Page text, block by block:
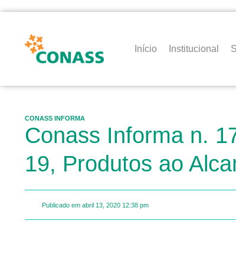
Início Institucional
CONASS INFORMA
Conass Informa n.
19, Produtos ao
Publicado em abril 13, 2020 12:38 pm